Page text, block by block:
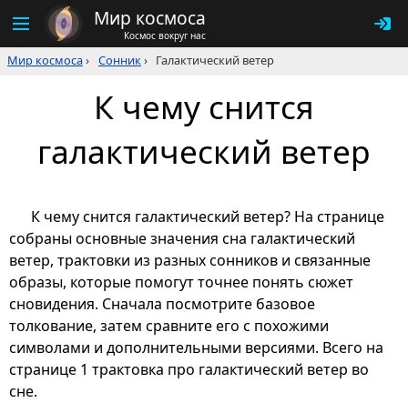
Мир космоса
Космос вокруг нас
Мир космоса› Сонник› Галактический ветер
К чему снится
галактический ветер
К чему снится галактический ветер? На странице
собраны основные значения сна галактический
ветер, трактовки из разных сонников и связанные
образы, которые помогут точнее понять сюжет
сновидения. Сначала посмотрите базовое
толкование, затем сравните его с похожими
символами и дополнительными версиями. Всего на
странице 1 трактовка про галактический ветер во
сне.